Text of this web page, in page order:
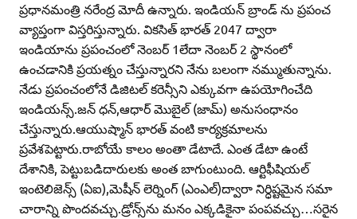
ప్రధానమంత్రి నరేంద్ర మోదీ ఉన్నారు. ఇండియన్‌ బ్రాండ్‌ ను ప్రపంచ
వ్యాప్తంగా విస్తరిస్తున్నారు. వికసిత్‌ భారత్‌ 2047 ద్వారా
ఇండియాను ప్రపంచంలో నెంబర్‌ 1లేదా నెంబర్‌ 2 స్థానంలో
ఉంచడానికి ప్రయత్నం చేస్తున్నారని నేను బలంగా నమ్ముతున్నాను.
నేడు ప్రపంచంలోనే డిజిటల్‌ కరెన్సీని ఎక్కువగా ఉపయోగించేది
ఇండియన్స్‌.జన్‌ ధన్‌,ఆధార్‌ మొబైల్‌ (జామ్‌) అనుసంధానం
చేస్తున్నారు.ఆయుష్మాన్‌ భారత్‌ వంటి కార్యక్రమాలను
ప్రవేశపెట్టారు.రాబోయే కాలం అంతా డేటాదే. ఎంత డేటా ఉంటే
దేశానికి, పెట్టుబడిదారులకు అంత బాగుంటుంది. ఆర్టిఫీషియల్‌
ఇంటెలిజెన్స్‌ (ఏఐ),మెషీన్‌ లెర్నింగ్‌ (ఎంఎల్‌)ద్వారా నిర్ధిష్టమైన సమా
చారాన్ని పొందవచ్చు.డ్రోన్స్‌ను మనం ఎక్కడికైనా పంపవచ్చు…సరైన